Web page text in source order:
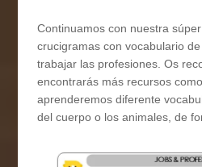
Continuamos con nuestra
crucigramas con vocabulario
trabajar las profesiones. Os
encontrarás más recursos
aprenderemos diferente
del cuerpo o los animales, de